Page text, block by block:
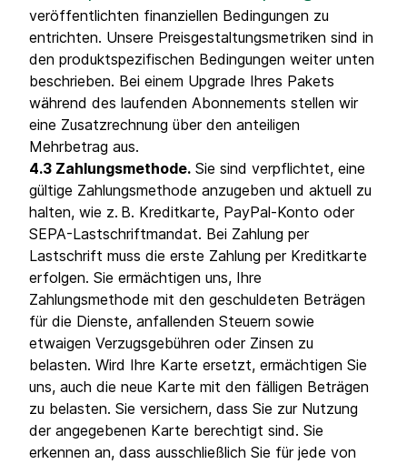
veröffentlichten finanziellen Bedingungen zu
entrichten. Unsere Preisgestaltungsmetriken sind in
den produktspezifischen Bedingungen weiter unten
beschrieben. Bei einem Upgrade Ihres Pakets
während des laufenden Abonnements stellen wir
eine Zusatzrechnung über den anteiligen
Mehrbetrag aus.
4.3 Zahlungsmethode. Sie sind verpflichtet, eine
gültige Zahlungsmethode anzugeben und aktuell zu
halten, wie z. B. Kreditkarte, PayPal-Konto oder
SEPA-Lastschriftmandat. Bei Zahlung per
Lastschrift muss die erste Zahlung per Kreditkarte
erfolgen. Sie ermächtigen uns, Ihre
Zahlungsmethode mit den geschuldeten Beträgen
für die Dienste, anfallenden Steuern sowie
etwaigen Verzugsgebühren oder Zinsen zu
belasten. Wird Ihre Karte ersetzt, ermächtigen Sie
uns, auch die neue Karte mit den fälligen Beträgen
zu belasten. Sie versichern, dass Sie zur Nutzung
der angegebenen Karte berechtigt sind. Sie
erkennen an, dass ausschließlich Sie für jede von